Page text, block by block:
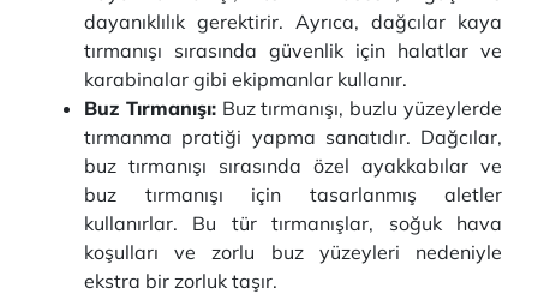
dayanıklılık gerektirir. Ayrıca, dağcılar kaya
tırmanışı sırasında güvenlik için halatlar ve
karabinalar gibi ekipmanlar kullanır.
Buz Tırmanışı:Buz tırmanışı, buzlu yüzeylerde
tırmanma pratiği yapma sanatıdır. Dağcılar,
buz tırmanışı sırasında özel ayakkabılar ve
buz tırmanışı için tasarlanmış aletler
kullanırlar. Bu tür tırmanışlar, soğuk hava
koşulları ve zorlu buz yüzeyleri nedeniyle
ekstra bir zorluk taşır.